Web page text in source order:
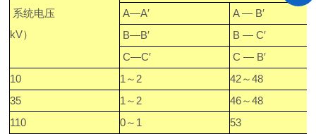
系统电压
kV）
A—A′
A — B′
B—B′
B — C′
C—C′
C — B′
10
1～2
42～48
35
1～2
46～48
110
0～1 53